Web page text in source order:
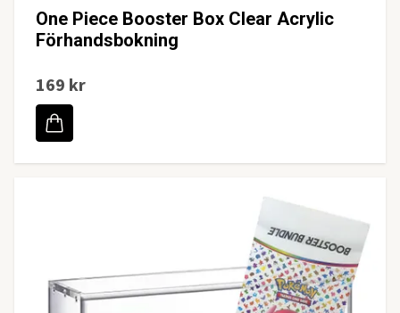
One Piece Booster Box Clear Acrylic
Förhandsbokning
169 kr